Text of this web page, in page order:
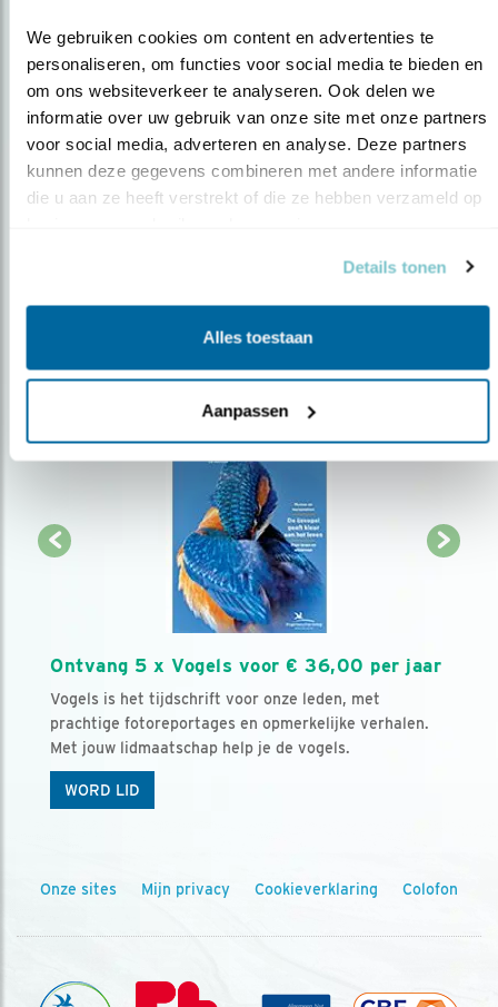
We gebruiken cookies om content en advertenties te
personaliseren, om functies voor social media te bieden en
om ons websiteverkeer te analyseren. Ook delen we
informatie over uw gebruik van onze site met onze partners
voor social media, adverteren en analyse. Deze partners
kunnen deze gegevens combineren met andere informatie
die u aan ze heeft verstrekt of die ze hebben verzameld op
Details tonen
Alles toestaan
Aanpassen
Op de hoogte blijven?
Meld je aan en ontvang nieuws, inspiratie, acties en tips
over vogels en activiteiten van Vogelbescherming.
Ontvang 5 x Vogels voor € 36,00 per jaar
Vogels is het tijdschrift voor onze leden, met
prachtige fotoreportages en opmerkelijke verhalen.
Met jouw lidmaatschap help je de vogels.
WORD LID
Onze sites Mijn privacy Cookieverklaring Colofon